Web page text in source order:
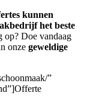
kunnen
het beste
op? Doe vandaag
onze geweldige
”